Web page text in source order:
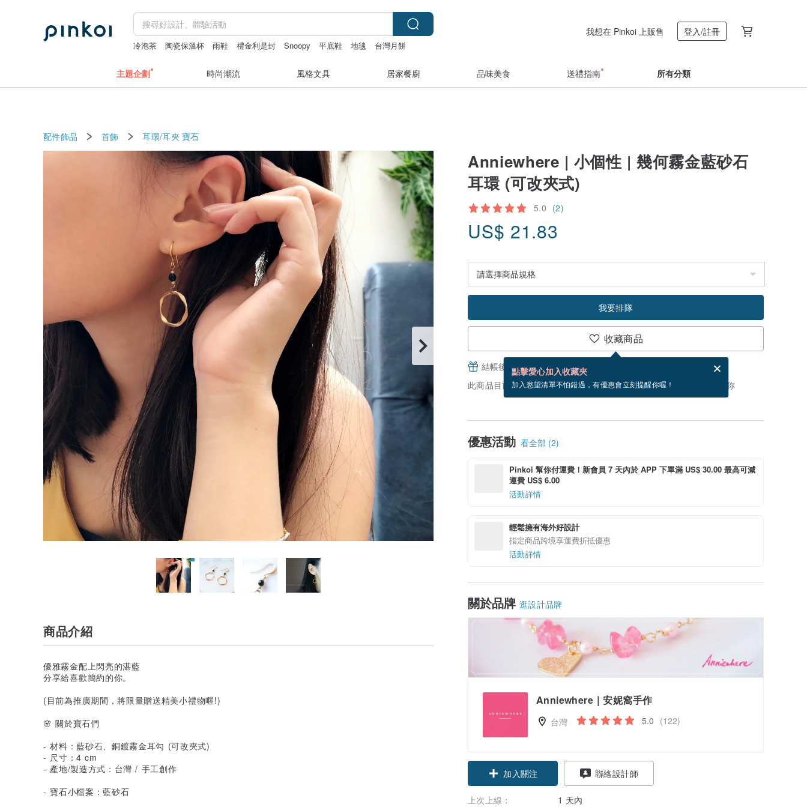
冷泡茶 陶瓷保溫杯 雨鞋 禮金利是封 Snoopy 平底鞋 地毯 台灣月餅
我想在 Pinkoi 上販售 登入/註冊
主題企劃 時尚潮流 風格文具 居家餐廚 品味美食 送禮指南 所有分類
配件飾品 首飾 耳環/耳夾 寶石
Anniewhere | 小個性 | 幾何霧金藍砂石
耳環 (可改夾式)
5.0 (2)
US$ 21.83
我要排隊
收藏商品
點擊愛心加入收藏夾
加入慾望清單不怕錯過，有優惠會立刻提醒你喔！
結帳後填寫並分享，免費幫你寄送電子賀卡。
電子賀卡是什麼？
此商品目前沒現貨，你可以按「我要排隊」，當有貨會主動發信通知你
優惠活動 看全部 (2)
Pinkoi 幫你付運費！新會員 7 天內於 APP 下單滿 US$ 30.00 最高可減
運費 US$ 6.00
活動詳情
輕鬆擁有海外好設計
指定商品跨境享運費折抵優惠
活動詳情
關於品牌 逛設計品牌
Anniewhere｜安妮窩手作
台灣 5.0 (122)
領優惠券
聯絡設計師
上次上線：
1 天內
商品介紹
優雅霧金配上閃亮的湛藍
分享給喜歡簡約的你。
(目前為推廣期間，將限量贈送精美小禮物喔!)
🌸 關於寶石們
- 材料：藍砂石、銅鍍霧金耳勾 (可改夾式)
- 尺寸：4 cm
- 產地/製造方式：台灣 / 手工創作
- 寶石小檔案：藍砂石